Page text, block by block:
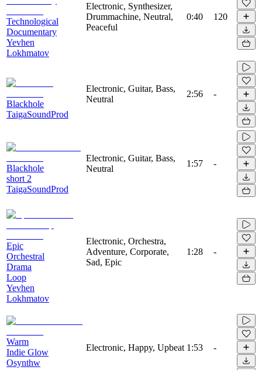
Technological
Documentary
Yevhen
Lokhmatov
Electronic, Synthesizer,
Drummachine, Neutral,
Peaceful
0:40 120
Blackhole
TaigaSoundProd
Electronic, Guitar, Bass,
Neutral
2:56 -
Blackhole
short 2
TaigaSoundProd
Electronic, Guitar, Bass,
Neutral
1:57 -
Epic
Orchestral
Drama
Loop
Yevhen
Lokhmatov
Electronic, Orchestra,
Adventure, Corporate,
Sad, Epic
1:28 -
Warm
Indie Glow
Osynthw
Electronic, Happy, Upbeat 1:53 -